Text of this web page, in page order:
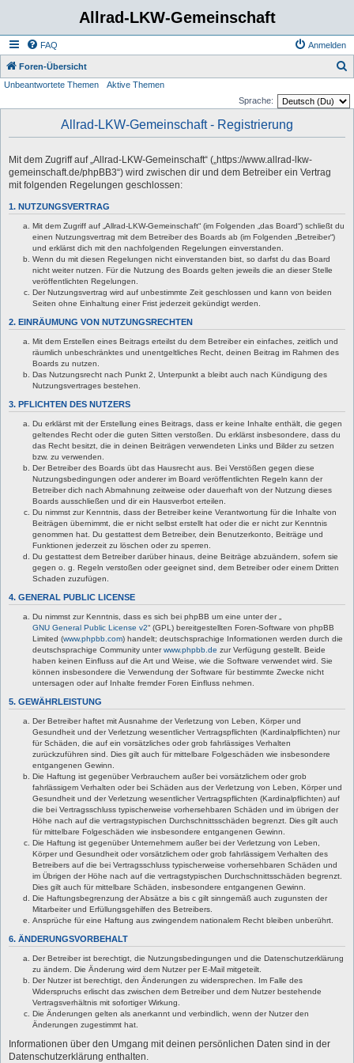
Allrad-LKW-Gemeinschaft
FAQ Anmelden
Foren-Übersicht
Unbeantwortete Themen
Aktive Themen
Sprache:
Allrad-LKW-Gemeinschaft - Registrierung
Mit dem Zugriff auf „Allrad-LKW-Gemeinschaft“ („https://www.allrad-lkw-
gemeinschaft.de/phpBB3“) wird zwischen dir und dem Betreiber ein Vertrag
mit folgenden Regelungen geschlossen:
1. NUTZUNGSVERTRAG
Mit dem Zugriff auf „Allrad-LKW-Gemeinschaft“ (im Folgenden „das Board“) schließt du
einen Nutzungsvertrag mit dem Betreiber des Boards ab (im Folgenden „Betreiber“)
und erklärst dich mit den nachfolgenden Regelungen einverstanden.
Wenn du mit diesen Regelungen nicht einverstanden bist, so darfst du das Board
nicht weiter nutzen. Für die Nutzung des Boards gelten jeweils die an dieser Stelle
veröffentlichten Regelungen.
Der Nutzungsvertrag wird auf unbestimmte Zeit geschlossen und kann von beiden
Seiten ohne Einhaltung einer Frist jederzeit gekündigt werden.
2. EINRÄUMUNG VON NUTZUNGSRECHTEN
Mit dem Erstellen eines Beitrags erteilst du dem Betreiber ein einfaches, zeitlich und
räumlich unbeschränktes und unentgeltliches Recht, deinen Beitrag im Rahmen des
Boards zu nutzen.
Das Nutzungsrecht nach Punkt 2, Unterpunkt a bleibt auch nach Kündigung des
Nutzungsvertrages bestehen.
3. PFLICHTEN DES NUTZERS
Du erklärst mit der Erstellung eines Beitrags, dass er keine Inhalte enthält, die gegen
geltendes Recht oder die guten Sitten verstoßen. Du erklärst insbesondere, dass du
das Recht besitzt, die in deinen Beiträgen verwendeten Links und Bilder zu setzen
bzw. zu verwenden.
Der Betreiber des Boards übt das Hausrecht aus. Bei Verstößen gegen diese
Nutzungsbedingungen oder anderer im Board veröffentlichten Regeln kann der
Betreiber dich nach Abmahnung zeitweise oder dauerhaft von der Nutzung dieses
Boards ausschließen und dir ein Hausverbot erteilen.
Du nimmst zur Kenntnis, dass der Betreiber keine Verantwortung für die Inhalte von
Beiträgen übernimmt, die er nicht selbst erstellt hat oder die er nicht zur Kenntnis
genommen hat. Du gestattest dem Betreiber, dein Benutzerkonto, Beiträge und
Funktionen jederzeit zu löschen oder zu sperren.
Du gestattest dem Betreiber darüber hinaus, deine Beiträge abzuändern, sofern sie
gegen o. g. Regeln verstoßen oder geeignet sind, dem Betreiber oder einem Dritten
Schaden zuzufügen.
4. GENERAL PUBLIC LICENSE
Du nimmst zur Kenntnis, dass es sich bei phpBB um eine unter der „
GNU General Public License v2“ (GPL) bereitgestellten Foren-Software von phpBB
Limited (www.phpbb.com) handelt; deutschsprachige Informationen werden durch die
deutschsprachige Community unterwww.phpbb.de zur Verfügung gestellt. Beide
haben keinen Einfluss auf die Art und Weise, wie die Software verwendet wird. Sie
können insbesondere die Verwendung der Software für bestimmte Zwecke nicht
untersagen oder auf Inhalte fremder Foren Einfluss nehmen.
5. GEWÄHRLEISTUNG
Der Betreiber haftet mit Ausnahme der Verletzung von Leben, Körper und
Gesundheit und der Verletzung wesentlicher Vertragspflichten (Kardinalpflichten) nur
für Schäden, die auf ein vorsätzliches oder grob fahrlässiges Verhalten
zurückzuführen sind. Dies gilt auch für mittelbare Folgeschäden wie insbesondere
entgangenen Gewinn.
Die Haftung ist gegenüber Verbrauchern außer bei vorsätzlichem oder grob
fahrlässigem Verhalten oder bei Schäden aus der Verletzung von Leben, Körper und
Gesundheit und der Verletzung wesentlicher Vertragspflichten (Kardinalpflichten) auf
die bei Vertragsschluss typischerweise vorhersehbaren Schäden und im übrigen der
Höhe nach auf die vertragstypischen Durchschnittsschäden begrenzt. Dies gilt auch
für mittelbare Folgeschäden wie insbesondere entgangenen Gewinn.
Die Haftung ist gegenüber Unternehmern außer bei der Verletzung von Leben,
Körper und Gesundheit oder vorsätzlichem oder grob fahrlässigem Verhalten des
Betreibers auf die bei Vertragsschluss typischerweise vorhersehbaren Schäden und
im Übrigen der Höhe nach auf die vertragstypischen Durchschnittsschäden begrenzt.
Dies gilt auch für mittelbare Schäden, insbesondere entgangenen Gewinn.
Die Haftungsbegrenzung der Absätze a bis c gilt sinngemäß auch zugunsten der
Mitarbeiter und Erfüllungsgehilfen des Betreibers.
Ansprüche für eine Haftung aus zwingendem nationalem Recht bleiben unberührt.
6. ÄNDERUNGSVORBEHALT
Der Betreiber ist berechtigt, die Nutzungsbedingungen und die Datenschutzerklärung
zu ändern. Die Änderung wird dem Nutzer per E-Mail mitgeteilt.
Der Nutzer ist berechtigt, den Änderungen zu widersprechen. Im Falle des
Widerspruchs erlischt das zwischen dem Betreiber und dem Nutzer bestehende
Vertragsverhältnis mit sofortiger Wirkung.
Die Änderungen gelten als anerkannt und verbindlich, wenn der Nutzer den
Änderungen zugestimmt hat.
Informationen über den Umgang mit deinen persönlichen Daten sind in der
Datenschutzerklärung enthalten.